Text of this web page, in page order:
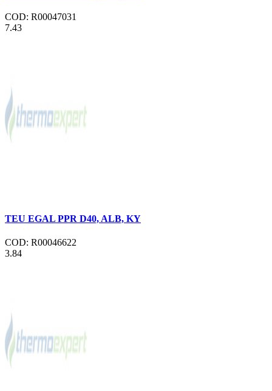
COD: R00047031
7.43
TEU EGAL PPR D40, ALB, KY
COD: R00046622
3.84